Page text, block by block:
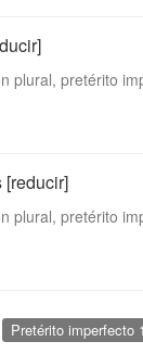
plural, pretérito
[reducir]
plural, pretérito
Pretérito imperfecto 1